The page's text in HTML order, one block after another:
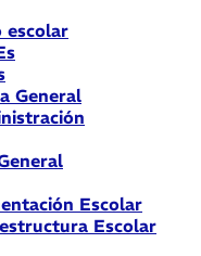
escolar
General
Escolar
Escolar